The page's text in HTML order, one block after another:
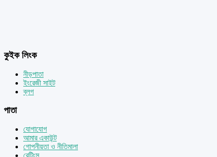
কুইক লিংক
নীড়পাতা
ইংরেজী সাইট
ব্লগ
পাতা
যোগাযোগ
আমার একাউন্ট
গোপনীয়তা ও নীতিমালা
রেটিংস